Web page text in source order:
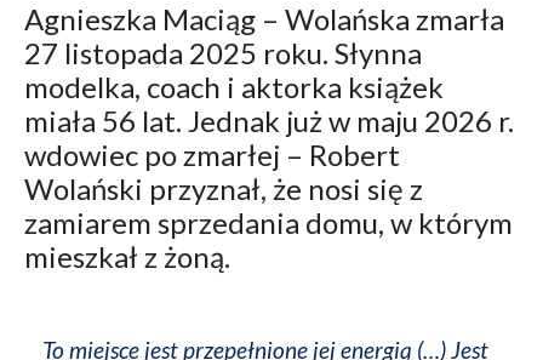
Agnieszka Maciąg – Wolańska zmarła
27 listopada 2025 roku. Słynna
modelka, coach i aktorka książek
miała 56 lat. Jednak już w maju 2026 r.
wdowiec po zmarłej – Robert
Wolański przyznał, że nosi się z
zamiarem sprzedania domu, w którym
mieszkał z żoną.
To miejsce jest przepełnione jej energią (…) Jest